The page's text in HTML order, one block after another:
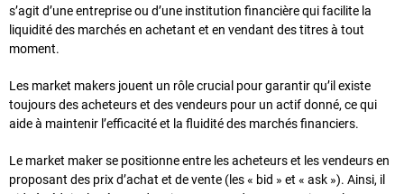
s’agit d’une entreprise ou d’une institution financière qui facilite la
liquidité des marchés en achetant et en vendant des titres à tout
moment.
Les market makers jouent un rôle crucial pour garantir qu’il existe
toujours des acheteurs et des vendeurs pour un actif donné, ce qui
aide à maintenir l’efficacité et la fluidité des marchés financiers.
Le market maker se positionne entre les acheteurs et les vendeurs en
proposant des prix d’achat et de vente (les « bid » et « ask »). Ainsi, il